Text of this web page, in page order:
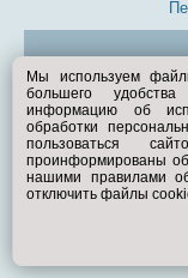
Мы используем
большего
информацию об
обработки
пользоваться
проинформированы
нашими правилами
отключить файлы